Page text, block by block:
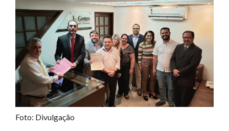
Foto: Divulgação